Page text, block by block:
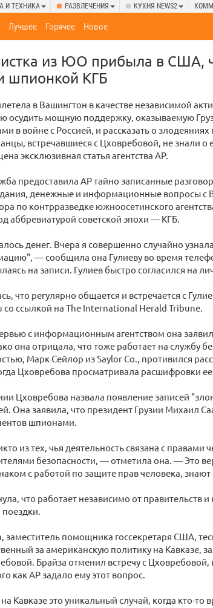
И ТЕХНИКА РАЗВЛЕЧЕНИЯ КУХНЯ NEWS2
Лучшее Горячее Новое
из ЮО прибыла в США,
шпионкой КГБ
в Вашингтон в качестве независимой
осудить мощную поддержку, оказываемую
в войне с Россией, и рассказать о злодеяниях
встречавшиеся с Цховребовой, не знали о
эксклюзивная статья агентства AP.
предоставила AP тайно записанные
денежные и информационные вопросы с
по контрразведке южноосетинского
аббревиатурой советской эпохи — КГБ.
денег. Вчера я совершенно случайно
— сообщила она Гулиеву во время
на записи. Гулиев быстро согласился на
что регулярно общается и встречается с
ссылкой на The International Herald Tribune.
с информационным агентством она
она отрицала, что тоже работает на службу
Марк Сейлор из Saylor Co., противился
Цховребова просматривала расшифровки
Цховребова назвала появление записей
Она заявила, что президент Грузии Михаил
шпионами.
из тех, чья деятельность связана с правами
безопасности, — отметила она. — Это
с работой по защите прав человека,
что работает независимо от правительств и
поездки.
заместитель помощника госсекретаря США,
за американскую политику на Кавказе,
Брайза отменил встречу с Цховребовой,
как AP задало ему этот вопрос.
Кавказе это уникальный случай, когда кто-то